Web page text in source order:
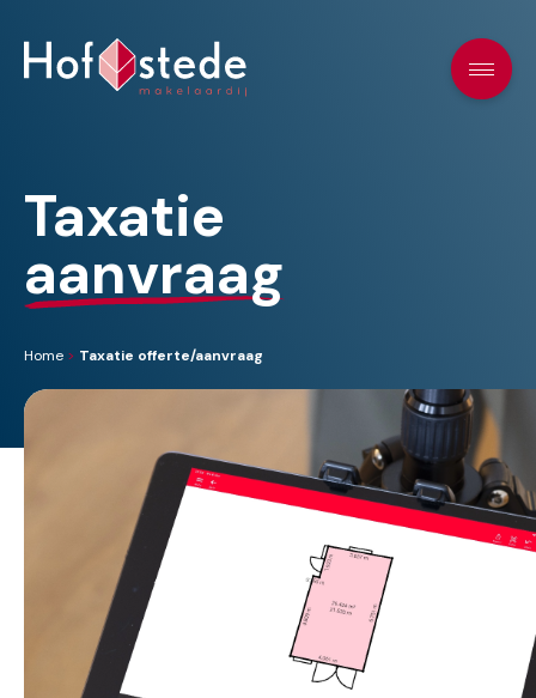
Taxatie
aanvraag
Home > Taxatie offerte/aanvraag